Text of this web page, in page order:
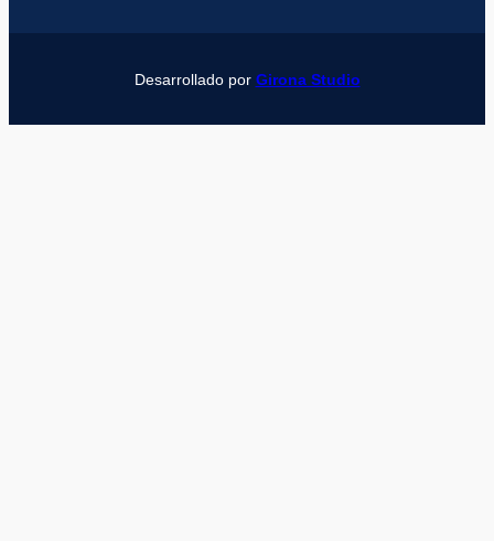
Desarrollado por Girona Studio